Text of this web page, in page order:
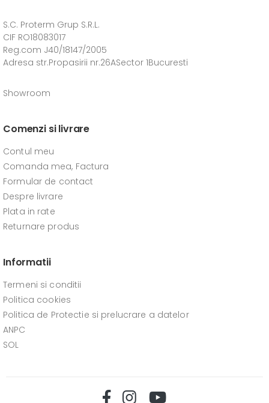
S.C. Proterm Grup S.R.L.
CIF RO18083017
Reg.com J40/18147/2005
Adresa str.Propasirii nr.26ASector 1Bucuresti
Showroom
Comenzi si livrare
Contul meu
Comanda mea, Factura
Formular de contact
Despre livrare
Plata in rate
Returnare produs
Informatii
Termeni si conditii
Politica cookies
Politica de Protectie si prelucrare a datelor
ANPC
SOL